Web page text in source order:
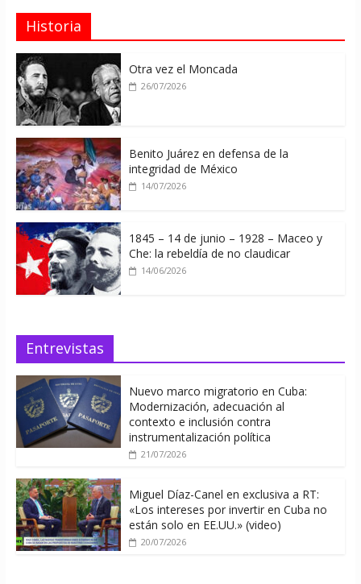
Historia
Otra vez el Moncada
26/07/2026
Benito Juárez en defensa de la
integridad de México
14/07/2026
1845 – 14 de junio – 1928 – Maceo y
Che: la rebeldía de no claudicar
14/06/2026
Entrevistas
Nuevo marco migratorio en Cuba:
Modernización, adecuación al
contexto e inclusión contra
instrumentalización política
21/07/2026
Miguel Díaz-Canel en exclusiva a RT:
«Los intereses por invertir en Cuba no
están solo en EE.UU.» (video)
20/07/2026